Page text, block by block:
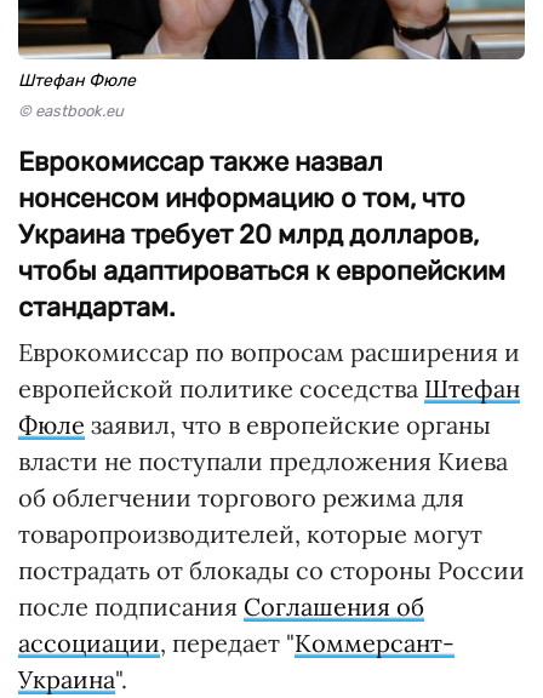
Штефан Фюле
© eastbook.eu
Еврокомиссар также назвал
нонсенсом информацию о том, что
Украина требует 20 млрд долларов,
чтобы адаптироваться к европейским
стандартам.
Еврокомиссар по вопросам расширения и
европейской политике соседства Штефан
Фюле заявил, что в европейские органы
власти не поступали предложения Киева
об облегчении торгового режима для
товаропроизводителей, которые могут
пострадать от блокады со стороны России
после подписания Соглашения об
ассоциации, передает "Коммерсант-
Украина".